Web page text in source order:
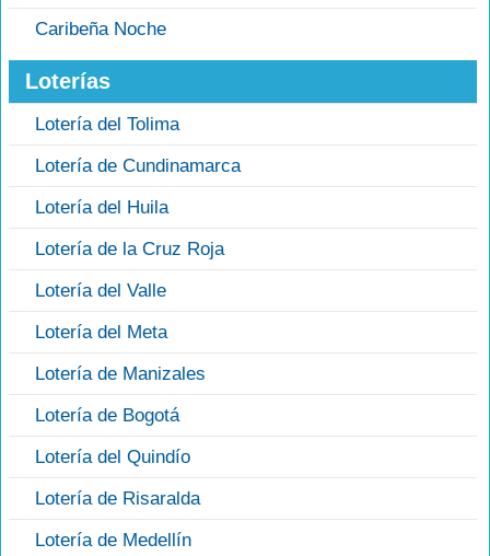
Caribeña Noche
Loterías
Lotería del Tolima
Lotería de Cundinamarca
Lotería del Huila
Lotería de la Cruz Roja
Lotería del Valle
Lotería del Meta
Lotería de Manizales
Lotería de Bogotá
Lotería del Quindío
Lotería de Risaralda
Lotería de Medellín